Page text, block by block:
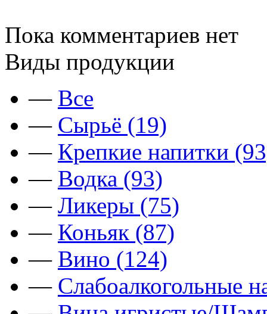
Пока комментариев нет
Виды продукции
— Все
— Сырьё (19)
— Крепкие напитки
— Водка (93)
— Ликеры (75)
— Коньяк (87)
— Вино (124)
— Слабоалкогольные